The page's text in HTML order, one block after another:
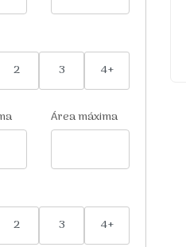
2 3 4+
Área máxima
2 3 4+